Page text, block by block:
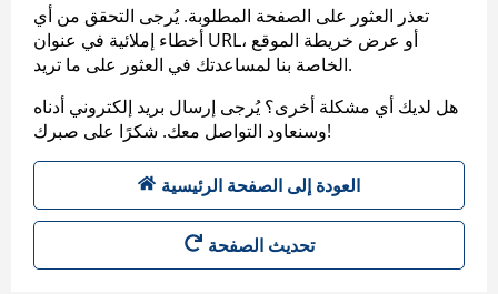
تعذر العثور على الصفحة المطلوبة. يُرجى التحقق من أي
أخطاء إملائية في عنوان URL، أو عرض خريطة الموقع
الخاصة بنا لمساعدتك في العثور على ما تريد.
هل لديك أي مشكلة أخرى؟ يُرجى إرسال بريد إلكتروني أدناه
وسنعاود التواصل معك. شكرًا على صبرك!
العودة إلى الصفحة الرئيسية
تحديث الصفحة